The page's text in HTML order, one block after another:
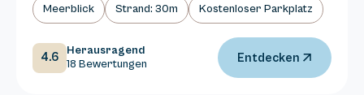
Meerblick Strand: 30m Kostenloser Parkplatz
4.6
Herausragend
18 Bewertungen
Entdecken